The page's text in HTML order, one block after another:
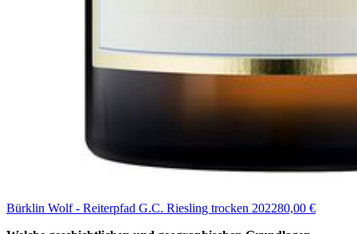
Bürklin Wolf - Reiterpfad G.C. Riesling trocken 202280,00 €